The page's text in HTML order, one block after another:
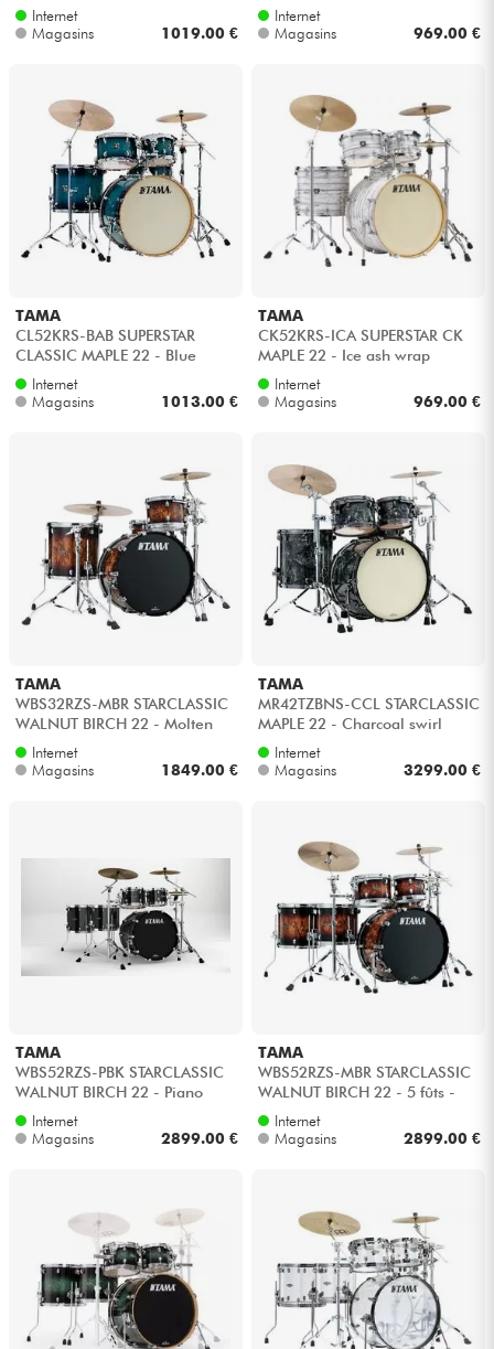
Internet
Magasins
1019.00 €
gold sparkle
Internet
Magasins
969.00 €
TAMA
CL52KRS-BAB SUPERSTAR
CLASSIC MAPLE 22 - Blue
lacquer burst
Internet
Magasins
1013.00 €
TAMA
CK52KRS-ICA SUPERSTAR CK
MAPLE 22 - Ice ash wrap
Internet
Magasins
969.00 €
TAMA
WBS32RZS-MBR STARCLASSIC
WALNUT BIRCH 22 - Molten
brown burst
Internet
Magasins
1849.00 €
TAMA
MR42TZBNS-CCL STARCLASSIC
MAPLE 22 - Charcoal swirl
Internet
Magasins
3299.00 €
TAMA
WBS52RZS-PBK STARCLASSIC
WALNUT BIRCH 22 - Piano
blackInternet
Magasins
2899.00 €
TAMA
WBS52RZS-MBR STARCLASSIC
WALNUT BIRCH 22 - 5 fûts -
Molten brown burst
Internet
Magasins
2899.00 €